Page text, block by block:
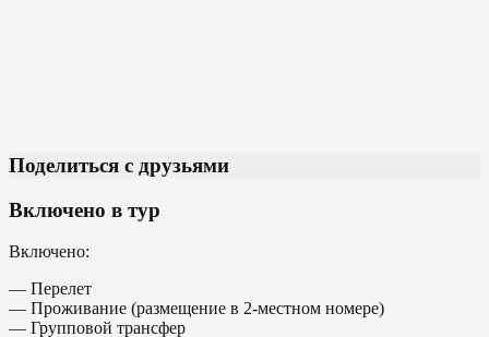
Поделиться с друзьями
Включено в тур
Включено:
— Перелет
— Проживание (размещение в 2-местном номере)
— Групповой трансфер